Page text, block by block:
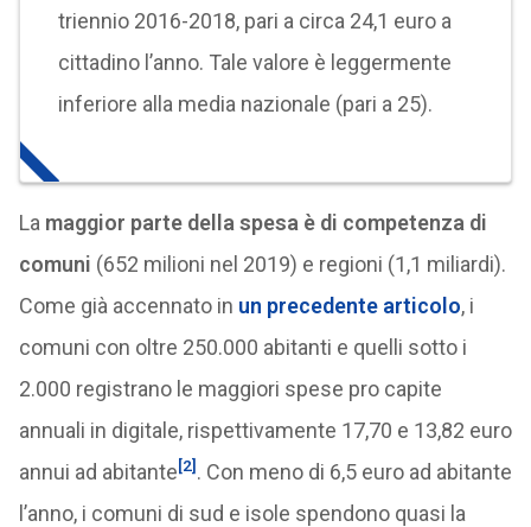
triennio 2016-2018, pari a circa 24,1 euro a
cittadino l’anno. Tale valore è leggermente
inferiore alla media nazionale (pari a 25).
La maggior parte della spesa è di competenza di
comuni (652 milioni nel 2019) e regioni (1,1 miliardi).
Come già accennato in un precedente articolo, i
comuni con oltre 250.000 abitanti e quelli sotto i
2.000 registrano le maggiori spese pro capite
annuali in digitale, rispettivamente 17,70 e 13,82 euro
annui ad abitante[2] . Con meno di 6,5 euro ad abitante
l’anno, i comuni di sud e isole spendono quasi la